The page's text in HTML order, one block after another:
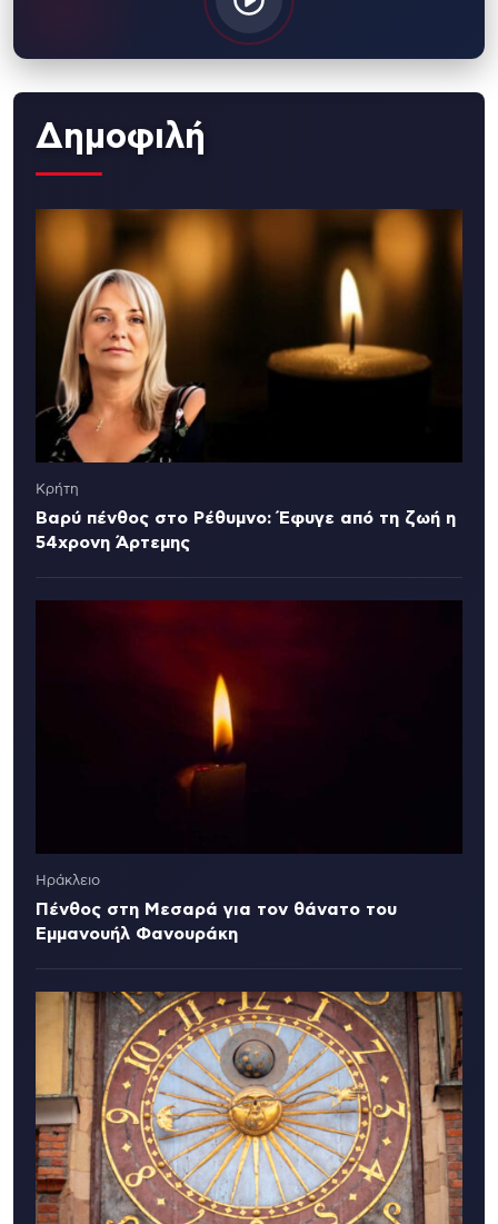
Δημοφιλή
Κρήτη
Βαρύ πένθος στο Ρέθυμνο: Έφυγε από τη ζωή η
54χρονη Άρτεμης
Ηράκλειο
Πένθος στη Μεσαρά για τον θάνατο του
Εμμανουήλ Φανουράκη